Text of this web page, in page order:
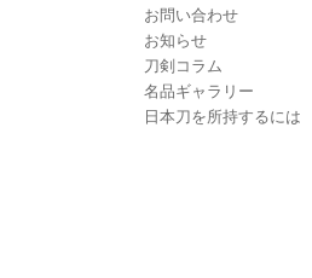
お問い合わせ
お知らせ
刀剣コラム
名品ギャラリー
日本刀を所持するには